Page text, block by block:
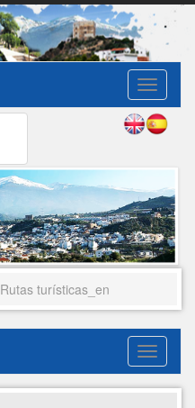
Toggle
Rutas turísticas_en
Rutas